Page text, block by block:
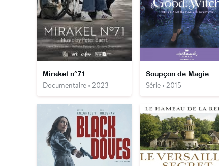
Mirakel n°71
Documentaire • 2023
Soupçon de Magie
Série • 2015